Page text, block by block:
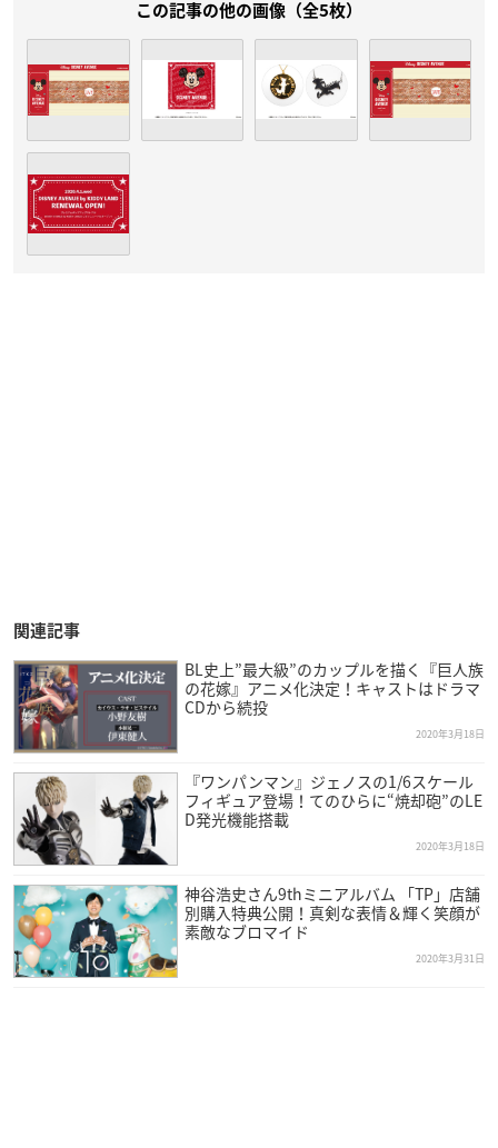
この記事の他の画像（全5枚）
関連記事
BL史上”最大級”のカップルを描く『巨人族
の花嫁』アニメ化決定！キャストはドラマ
CDから続投
2020年3月18日
『ワンパンマン』ジェノスの1/6スケール
フィギュア登場！てのひらに“焼却砲”のLE
D発光機能搭載
2020年3月18日
神谷浩史さん9thミニアルバム 「TP」店舗
別購入特典公開！真剣な表情＆輝く笑顔が
素敵なブロマイド
2020年3月31日